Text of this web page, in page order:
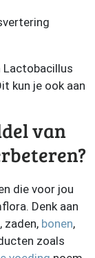
Lactobacillus
kun je ook aan
van
die voor jou
Denk aan
zaden, bonen,
zoals